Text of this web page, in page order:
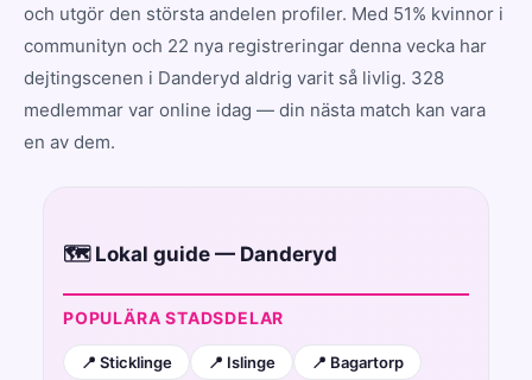
och utgör den största andelen profiler. Med 51% kvinnor i
communityn och 22 nya registreringar denna vecka har
dejtingscenen i Danderyd aldrig varit så livlig. 328
medlemmar var online idag — din nästa match kan vara
en av dem.
🗺️ Lokal guide — Danderyd
POPULÄRA STADSDELAR
📍 Sticklinge 📍 Islinge
📍 Bagartorp